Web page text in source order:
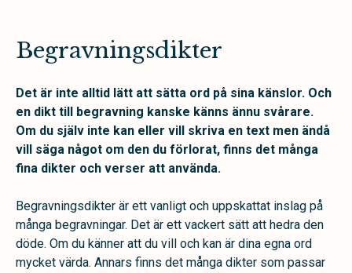
Begravningsdikter
Det är inte alltid lätt att sätta ord på sina känslor. Och
en dikt till begravning kanske känns ännu svårare.
Om du själv inte kan eller vill skriva en text men ändå
vill säga något om den du förlorat, finns det många
fina dikter och verser att använda.
Begravningsdikter är ett vanligt och uppskattat inslag på
många begravningar. Det är ett vackert sätt att hedra den
döde. Om du känner att du vill och kan är dina egna ord
mycket värda. Annars finns det många dikter som passar